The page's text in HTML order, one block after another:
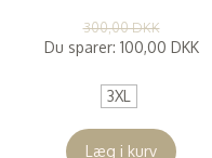
300,00 DKK
Du sparer: 100,00 DKK
3XL
Læg i kurv